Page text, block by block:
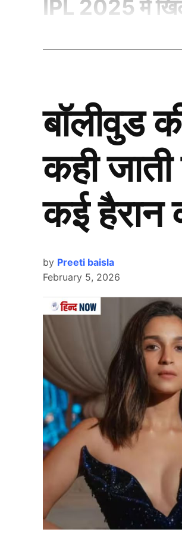
IPL 2025 में
इंडियन प्रीमियर लीग (IPL
प्वाइंट सिस्टम लागू कर दिया है।
की तर्ज पर डिमेरिट प्वाइंट के
खास बात यह है कि यह सिस्टम
आचार संहिता शामिल होगी।
खराब व्यवहार
IPL NEW DEMERIT
4 to 7 Points – One Match
8 to 11 Points – Two Match
बॉलीवुड
कही
कई हैरान
by Preeti baisla
February 5, 2026